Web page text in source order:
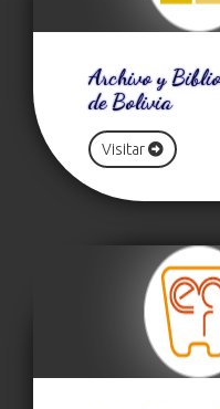
Archivo y
de Bolivia
Visitar